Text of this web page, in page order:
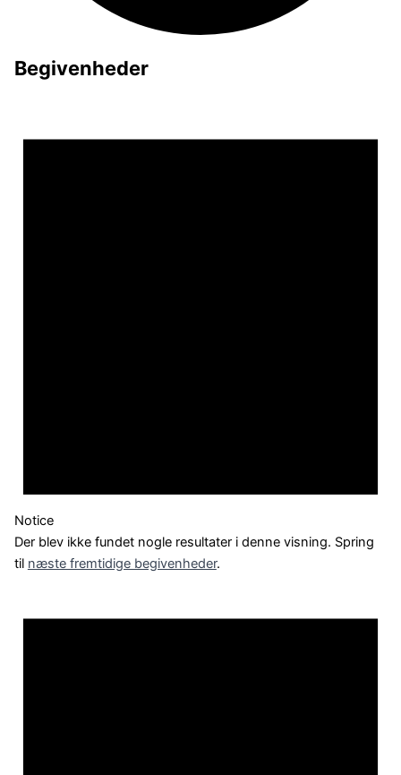
Begivenheder
Notice
Der blev ikke fundet nogle resultater i denne visning. Spring
til næste fremtidige begivenheder.